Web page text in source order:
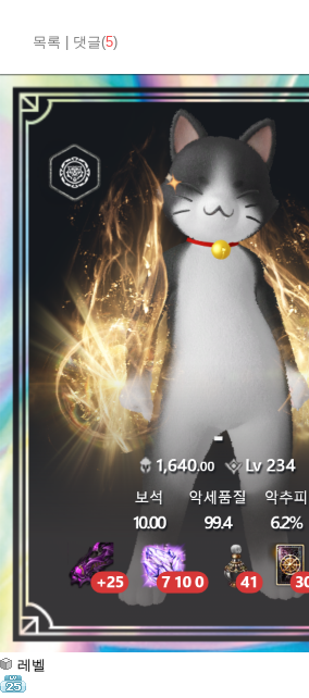
목록 댓글(5)
레벨